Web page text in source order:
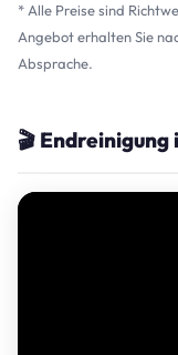
* Alle Preise sind
Angebot erhalten Sie
Absprache.
🎬